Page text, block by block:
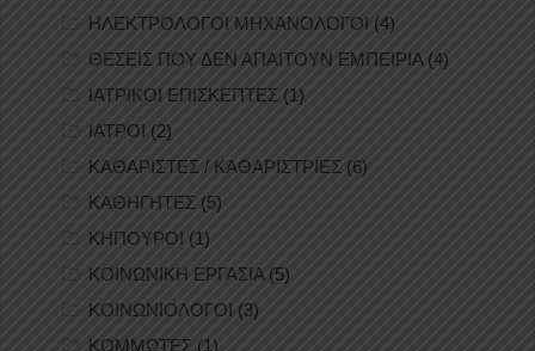
ΗΛΕΚΤΡΟΛΟΓΟΙ ΜΗΧΑΝΟΛΟΓΟΙ (4)
ΘΕΣΕΙΣ ΠΟΥ ΔΕΝ ΑΠΑΙΤΟΥΝ ΕΜΠΕΙΡΙΑ(4)
ΙΑΤΡΙΚΟΙ ΕΠΙΣΚΕΠΤΕΣ (1)
ΙΑΤΡΟΙ (2)
ΚΑΘΑΡΙΣΤΕΣ / ΚΑΘΑΡΙΣΤΡΙΕΣ (6)
ΚΑΘΗΓΗΤΕΣ (5)
ΚΗΠΟΥΡΟΙ (1)
ΚΟΙΝΩΝΙΚΗ ΕΡΓΑΣΙΑ(5)
ΚΟΙΝΩΝΙΟΛΟΓΟΙ (3)
ΚΟΜΜΩΤΕΣ (1)